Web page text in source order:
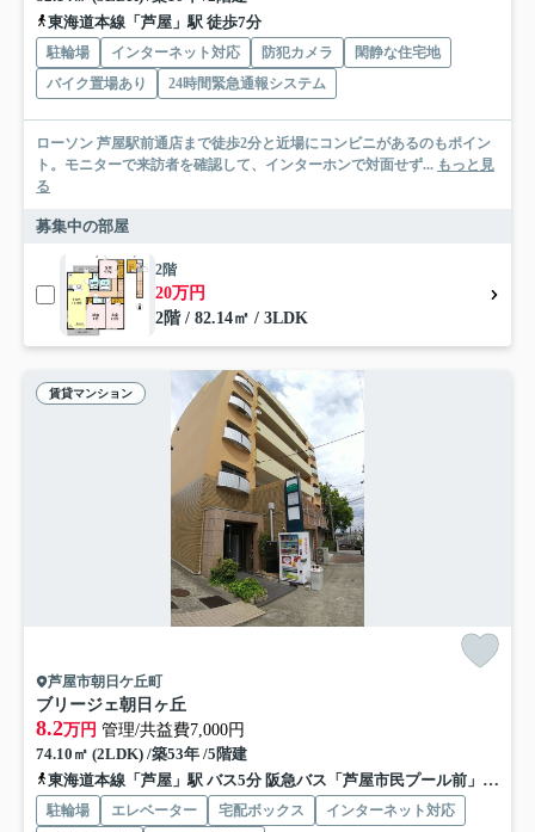
東海道本線「芦屋」駅 徒歩7分
駐輪場 インターネット対応 防犯カメラ
閑静な住宅地
バイク置場あり
24時間緊急通報システム
ローソン 芦屋駅前通店まで徒歩2分と近場にコンビニがあるのもポイン
ト。モニターで来訪者を確認して、インターホンで対面せず... もっと見
る
募集中の部屋
2階
20万円
2階 / 82.14㎡ / 3LDK
賃貸マンション
芦屋市朝日ケ丘町
ブリージェ朝日ヶ丘
8.2万円 管理/共益費7,000円
74.10㎡ (2LDK) /築53年 /5階建
東海道本線「芦屋」駅 バス5分 阪急バス「芦屋市民プール前」 停歩3分
駐輪場 エレベーター 宅配ボックス
インターネット対応